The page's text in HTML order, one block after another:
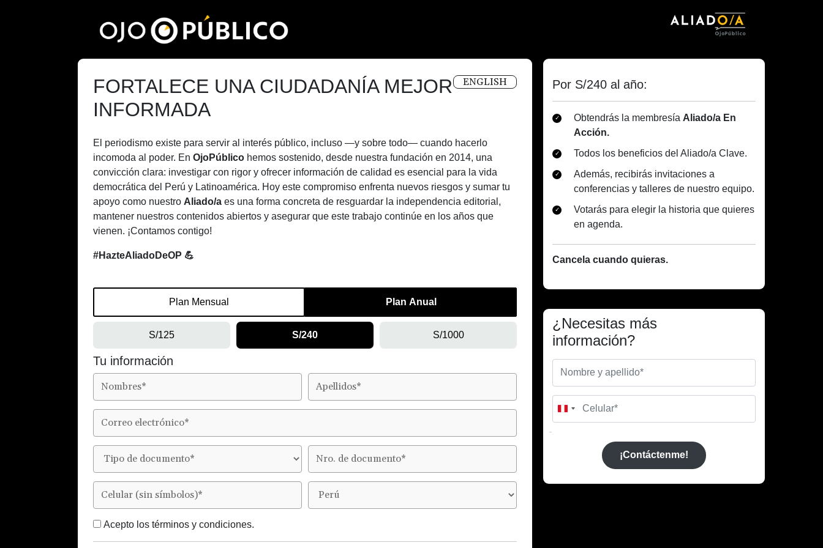
FORTALECE UNA CIUDADANÍA MEJOR
INFORMADA
ENGLISH
El periodismo existe para servir al interés público, incluso —y sobre todo— cuando hacerlo
incomoda al poder. En OjoPúblico hemos sostenido, desde nuestra fundación en 2014, una
convicción clara: investigar con rigor y ofrecer información de calidad es esencial para la vida
democrática del Perú y Latinoamérica. Hoy este compromiso enfrenta nuevos riesgos y sumar tu
apoyo como nuestro Aliado/a es una forma concreta de resguardar la independencia editorial,
mantener nuestros contenidos abiertos y asegurar que este trabajo continúe en los años que
vienen. ¡Contamos contigo!
#HazteAliadoDeOP 💪
Plan Mensual Plan Anual
S/125 S/240 S/1000
Tu información
Acepto los términos y condiciones.
Por S/240 al año:
Obtendrás la membresía Aliado/a En
Acción.
Todos los beneficios del Aliado/a Clave.
Además, recibirás invitaciones a
conferencias y talleres de nuestro equipo.
Votarás para elegir la historia que quieres
en agenda.
Cancela cuando quieras.
¿Necesitas más
información?
Peru
¡Contáctenme!